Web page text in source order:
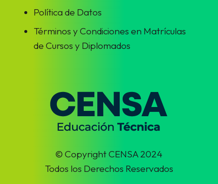
Política de Datos
Términos y Condiciones en Matrículas
de Cursos y Diplomados
© Copyright CENSA 2024
Todos los Derechos Reservados